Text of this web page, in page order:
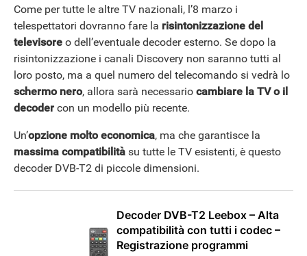
Come per tutte le altre TV nazionali, l’8 marzo i
telespettatori dovranno fare la risintonizzazione del
televisore o dell’eventuale decoder esterno. Se dopo la
risintonizzazione i canali Discovery non saranno tutti al
loro posto, ma a quel numero del telecomando si vedrà lo
schermo nero, allora sarà necessario cambiare la TV o il
decoder con un modello più recente.
Un’opzione molto economica, ma che garantisce la
massima compatibilità su tutte le TV esistenti, è questo
decoder DVB-T2 di piccole dimensioni.
Decoder DVB-T2 Leebox – Alta
compatibilità con tutti i codec –
Registrazione programmi